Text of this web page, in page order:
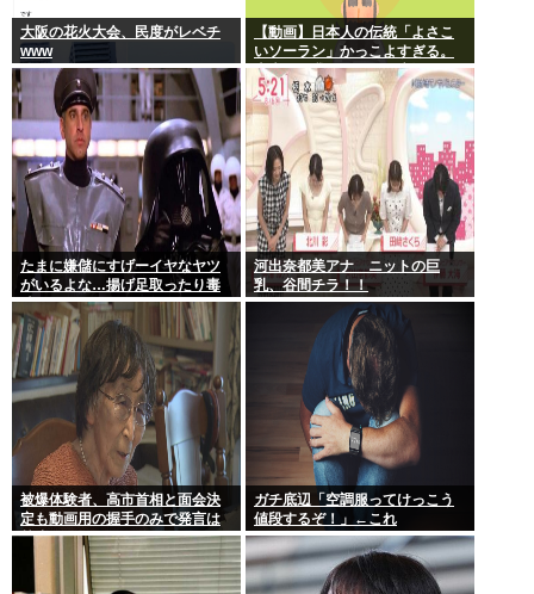
大阪の花火大会、民度がレベチ
www
【動画】日本人の伝統「よさこ
いソーラン」かっこよすぎる。
古来から我々のDNAに刻まれた
踊り
たまに嫌儲にすげーイヤなヤツ
がいるよな…揚げ足取ったり毒
吐いたり…
河出奈都美アナ ニットの巨
乳、谷間チラ！！
被爆体験者、高市首相と面会決
定も動画用の握手のみで発言は
禁止www
ガチ底辺「空調服ってけっこう
値段するぞ！」←これ